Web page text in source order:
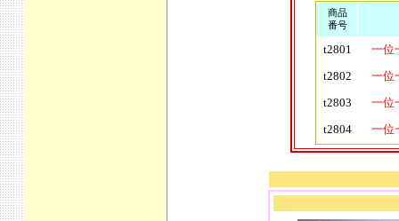
商品
番号
t2801
一
t2802
一
t2803
一
t2804
一